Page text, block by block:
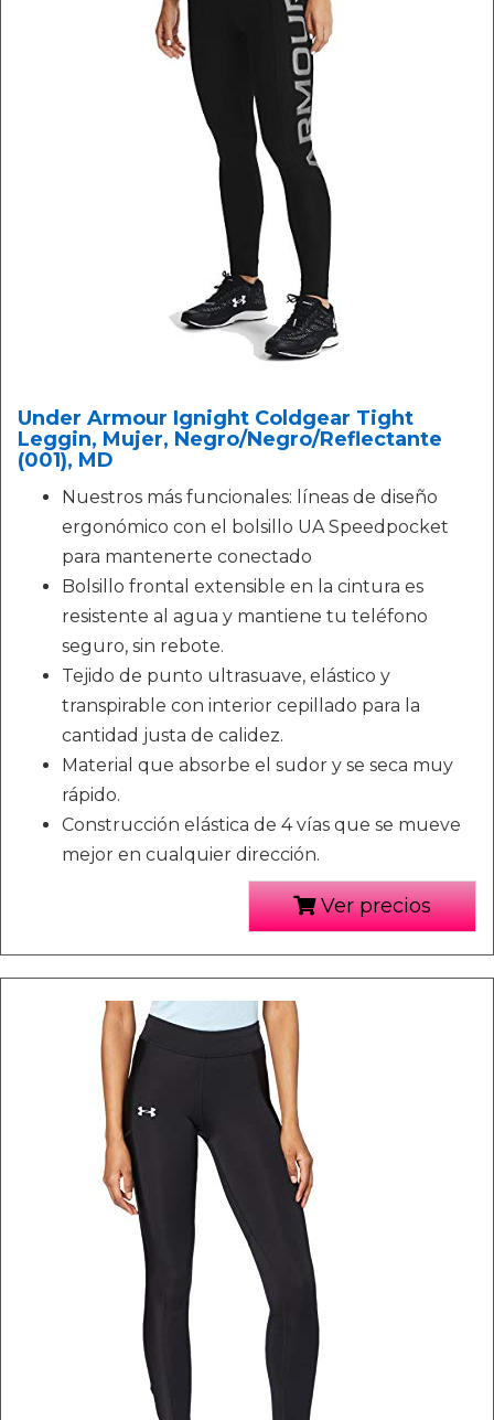
Under Armour Ignight Coldgear Tight
Leggin, Mujer, Negro/Negro/Reflectante
(001), MD
Nuestros más funcionales: líneas de diseño
ergonómico con el bolsillo UA Speedpocket
para mantenerte conectado
Bolsillo frontal extensible en la cintura es
resistente al agua y mantiene tu teléfono
seguro, sin rebote.
Tejido de punto ultrasuave, elástico y
transpirable con interior cepillado para la
cantidad justa de calidez.
Material que absorbe el sudor y se seca muy
rápido.
Construcción elástica de 4 vías que se mueve
mejor en cualquier dirección.
Ver precios